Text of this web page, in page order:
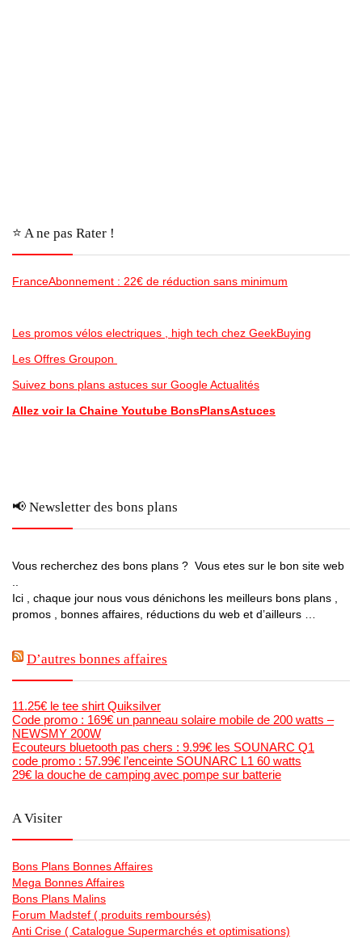
⭐️ A ne pas Rater !
FranceAbonnement : 22€ de réduction sans minimum
Les promos vélos electriques , high tech chez GeekBuying
Les Offres Groupon
Suivez bons plans astuces sur Google Actualités
Allez voir la Chaine Youtube BonsPlansAstuces
📢 Newsletter des bons plans
Vous recherchez des bons plans ? Vous etes sur le bon site web
Ici , chaque jour nous vous dénichons les meilleurs bons plans ,
promos , bonnes affaires, réductions du web et d’ailleurs …
D’autres bonnes affaires
11.25€ le tee shirt Quiksilver
Code promo : 169€ un panneau solaire mobile de 200 watts –
NEWSMY 200W
Ecouteurs bluetooth pas chers : 9.99€ les SOUNARC Q1
code promo : 57.99€ l’enceinte SOUNARC L1 60 watts
29€ la douche de camping avec pompe sur batterie
A Visiter
Bons Plans Bonnes Affaires
Mega Bonnes Affaires
Bons Plans Malins
Forum Madstef ( produits remboursés)
Anti Crise ( Catalogue Supermarchés et optimisations)